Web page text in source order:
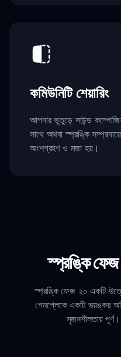
কমিউনিটি শেয়ারিং
আপনার ভুতুড়ে সাউন্ড
সাথে অথবা স্প্রঙ্কি
অংশগ্রহণ ও মজা হয়।
স্প্রঙ্কি ফেজ
স্প্রঙ্কি ফেজ ২০ একটি
গেমপ্লেকে একটি ভয়ঙ্কর
সৃজনশীলতায়